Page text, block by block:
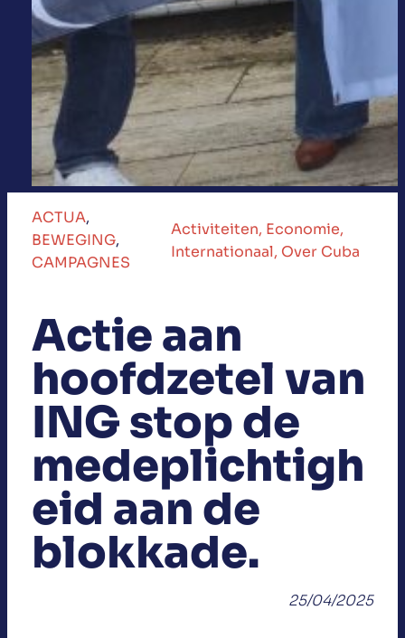
ACTUA
BEWEGING
CAMPAGNES
Activiteiten, Economie
Internationaal, Over Cuba
Actie aan
hoofdzetel van
ING stop de
medeplichtigh
eid aan de
blokkade.
25/04/2025